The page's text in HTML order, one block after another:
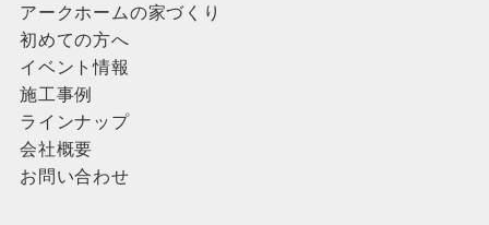
アークホームの家づくり
初めての方へ
イベント情報
施工事例
ラインナップ
会社概要
お問い合わせ